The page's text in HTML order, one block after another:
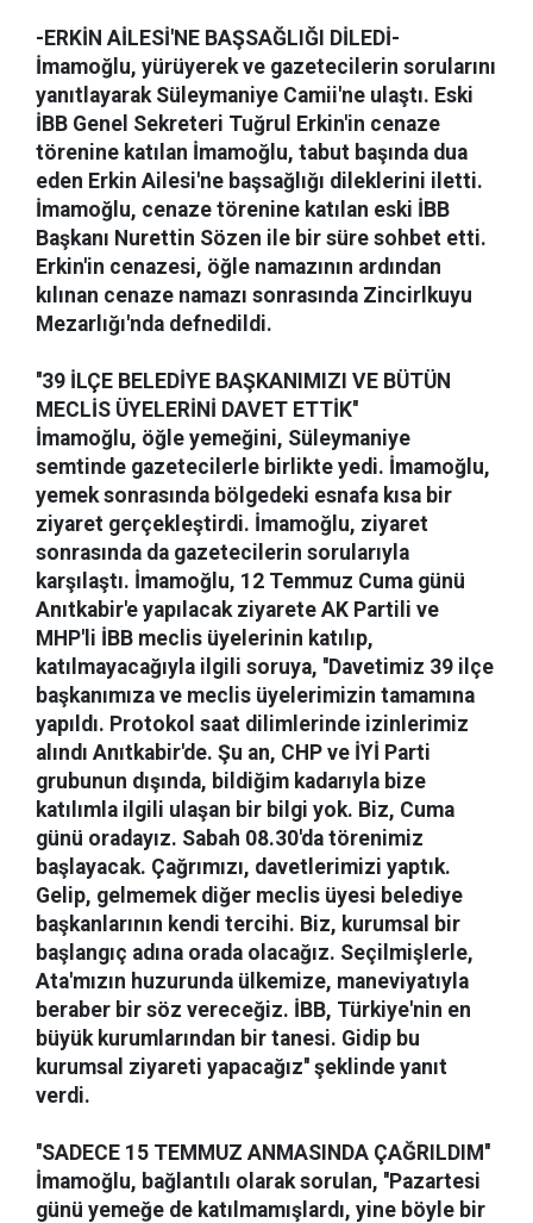
-ERKİN AİLESİ'NE BAŞSAĞLIĞI DİLEDİ-
İmamoğlu, yürüyerek ve gazetecilerin sorularını
yanıtlayarak Süleymaniye Camii'ne ulaştı. Eski
İBB Genel Sekreteri Tuğrul Erkin'in cenaze
törenine katılan İmamoğlu, tabut başında dua
eden Erkin Ailesi'ne başsağlığı dileklerini iletti.
İmamoğlu, cenaze törenine katılan eski İBB
Başkanı Nurettin Sözen ile bir süre sohbet etti.
Erkin'in cenazesi, öğle namazının ardından
kılınan cenaze namazı sonrasında Zincirlkuyu
Mezarlığı'nda defnedildi.
''39 İLÇE BELEDİYE BAŞKANIMIZI VE BÜTÜN
MECLİS ÜYELERİNİ DAVET ETTİK''
İmamoğlu, öğle yemeğini, Süleymaniye
semtinde gazetecilerle birlikte yedi. İmamoğlu,
yemek sonrasında bölgedeki esnafa kısa bir
ziyaret gerçekleştirdi. İmamoğlu, ziyaret
sonrasında da gazetecilerin sorularıyla
karşılaştı. İmamoğlu, 12 Temmuz Cuma günü
Anıtkabir'e yapılacak ziyarete AK Partili ve
MHP'li İBB meclis üyelerinin katılıp,
katılmayacağıyla ilgili soruya, ''Davetimiz 39 ilçe
başkanımıza ve meclis üyelerimizin tamamına
yapıldı. Protokol saat dilimlerinde izinlerimiz
alındı Anıtkabir'de. Şu an, CHP ve İYİ Parti
grubunun dışında, bildiğim kadarıyla bize
katılımla ilgili ulaşan bir bilgi yok. Biz, Cuma
günü oradayız. Sabah 08.30'da törenimiz
başlayacak. Çağrımızı, davetlerimizi yaptık.
Gelip, gelmemek diğer meclis üyesi belediye
başkanlarının kendi tercihi. Biz, kurumsal bir
başlangıç adına orada olacağız. Seçilmişlerle,
Ata'mızın huzurunda ülkemize, maneviyatıyla
beraber bir söz vereceğiz. İBB, Türkiye'nin en
büyük kurumlarından bir tanesi. Gidip bu
kurumsal ziyareti yapacağız'' şeklinde yanıt
verdi.
''SADECE 15 TEMMUZ ANMASINDA ÇAĞRILDIM''
İmamoğlu, bağlantılı olarak sorulan, ''Pazartesi
günü yemeğe de katılmamışlardı, yine böyle bir